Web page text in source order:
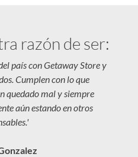
razón de ser:
país con Getaway Store y
Cumplen con lo que
quedado mal y siempre
aún estando en otros